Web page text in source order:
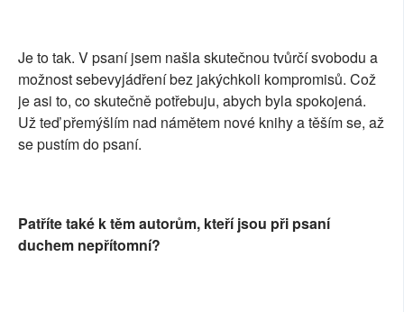
Je to tak. V psaní jsem našla skutečnou tvůrčí svobodu a
možnost sebevyjádření bez jakýchkoli kompromisů. Což
je asi to, co skutečně potřebuju, abych byla spokojená.
Už teď přemýšlím nad námětem nové knihy a těším se, až
se pustím do psaní.
Patříte také k těm autorům, kteří jsou při psaní
duchem nepřítomní?